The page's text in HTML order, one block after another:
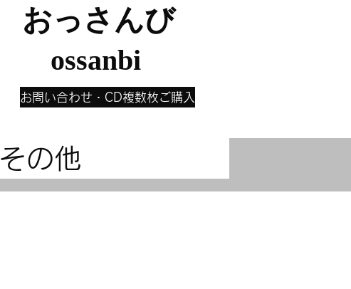
おっさんび​
ossanbi
お問い合わせ・CD複数枚ご購入
その他